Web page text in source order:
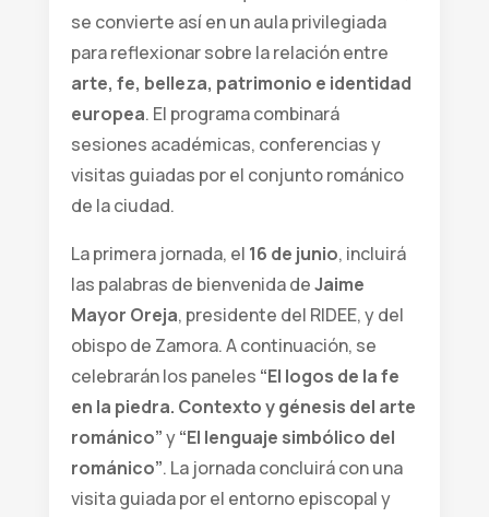
se convierte así en un aula privilegiada
para reflexionar sobre la relación entre
arte, fe, belleza, patrimonio e identidad
europea. El programa combinará
sesiones académicas, conferencias y
visitas guiadas por el conjunto románico
de la ciudad.
La primera jornada, el 16 de junio, incluirá
las palabras de bienvenida deJaime
Mayor Oreja, presidente del RIDEE, y del
obispo de Zamora. A continuación, se
celebrarán los paneles “El logos de la fe
en la piedra. Contexto y génesis del arte
románico”y“El lenguaje simbólico del
románico”. La jornada concluirá con una
visita guiada por el entorno episcopal y